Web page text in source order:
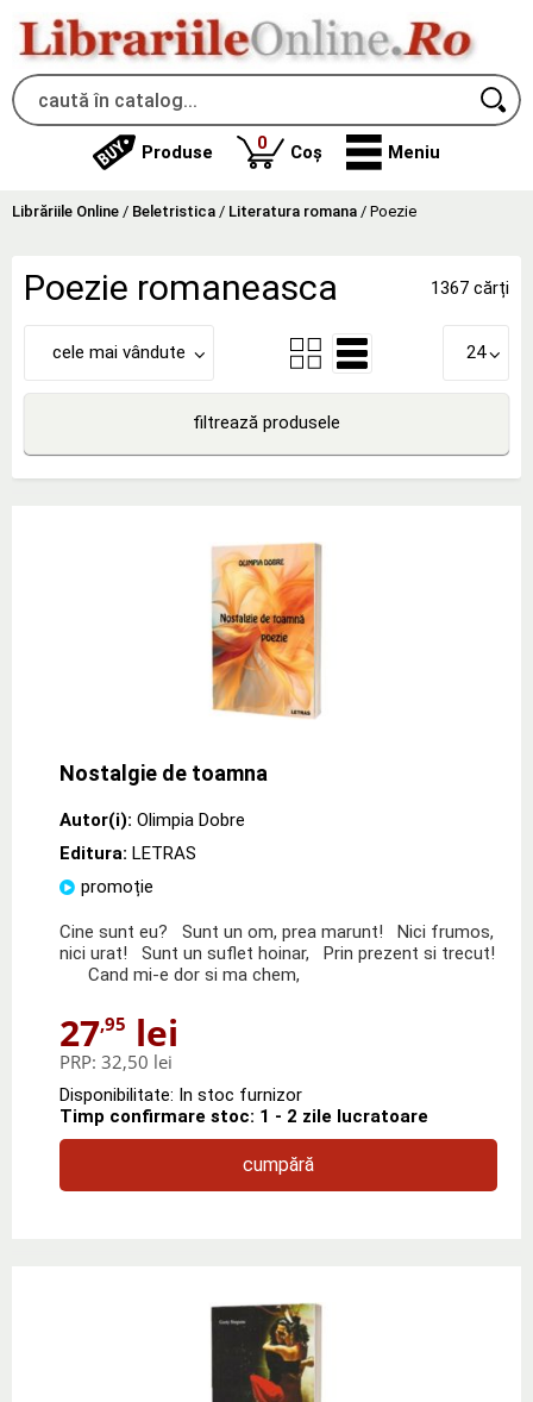
Produse 0produse
Coș Meniu
Librăriile Online / Beletristica / Literatura romana / Poezie
Poezie romaneasca 1367 cărți
cele mai vândute 24
filtrează produsele
Nostalgie de toamna
Autor(i): Olimpia Dobre
Editura: LETRAS
promoție
Cine sunt eu? Sunt un om, prea marunt! Nici frumos,
nici urat! Sunt un suflet hoinar, Prin prezent si trecut!
Cand mi-e dor si ma chem,
27,95 lei
PRP: 32,50 lei
Disponibilitate: In stoc furnizor
Timp confirmare stoc: 1 - 2 zile lucratoare
cumpără